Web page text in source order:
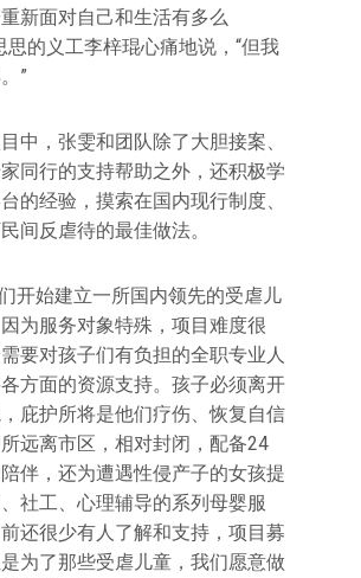
新面对自己和生活有多么
思的义工李梓琨心痛地说，“但我
”
中，张雯和团队除了大胆接案、
同行的支持帮助之外，还积极学
的经验，摸索在国内现行制度、
间反虐待的最佳做法。
开始建立一所国内领先的受虐儿
为服务对象特殊，项目难度很
要对孩子们有负担的全职专业人
方面的资源支持。孩子必须离开
庇护所将是他们疗伤、恢复自信
远离市区，相对封闭，配备24
伴，还为遭遇性侵产子的女孩提
社工、心理辅导的系列母婴服
还很少有人了解和支持，项目募
为了那些受虐儿童，我们愿意做